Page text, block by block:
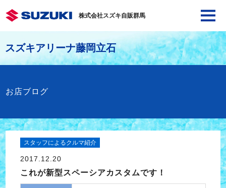
株式会社スズキ自販群馬
スズキアリーナ藤岡立石
お店ブログ
スタッフによるクルマ紹介
2017.12.20
これが新型スペーシアカスタムです！